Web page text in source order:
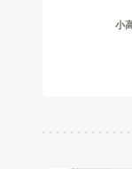
小